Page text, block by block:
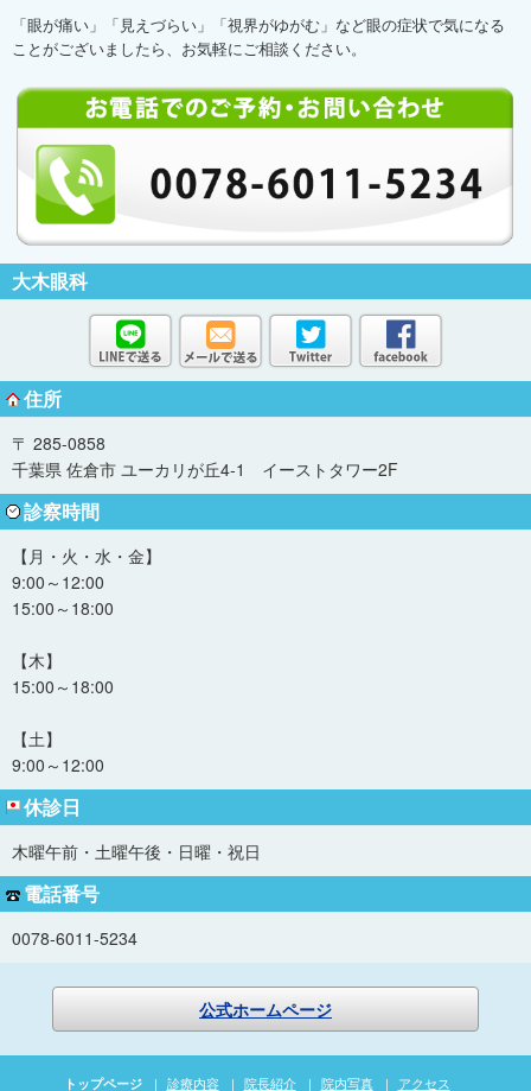
「眼が痛い」「見えづらい」「視界がゆがむ」など眼の症状で気になる
ことがございましたら、お気軽にご相談ください。
大木眼科
住所
〒 285-0858
千葉県 佐倉市 ユーカリが丘4-1 イーストタワー2F
診察時間
【月・火・水・金】
9:00～12:00
15:00～18:00
【木】
15:00～18:00
【土】
9:00～12:00
休診日
木曜午前・土曜午後・日曜・祝日
電話番号
0078-6011-5234
公式ホームページ
トップページ | 診療内容 | 院長紹介 | 院内写真 | アクセス